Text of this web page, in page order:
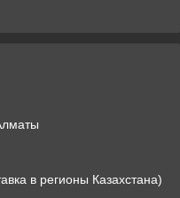
в регионы Казахстана)